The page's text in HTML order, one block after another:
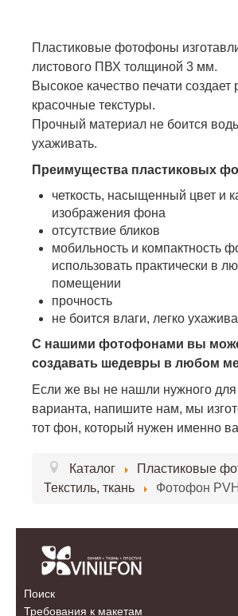
Пластиковые фотофоны
листового ПВХ толщиной 3 мм.
Высокое качество печати
красочные текстуры.
Прочный материал не боится
ухаживать.
Преимущества пластиковых
четкость, насыщенный цвет и
изображения фона
отсутствие бликов
мобильность и компактность
использовать практически в
помещении
прочность
не боится влаги, легко
С нашими фотофонами вы
создавать шедевры в любом
Если же вы не нашли нужного для
варианта, напишите нам, мы
тот фон, который нужен именно
Каталог
Пластиковые
Текстиль, ткань
Фотофон
Поиск
Требования к макетам